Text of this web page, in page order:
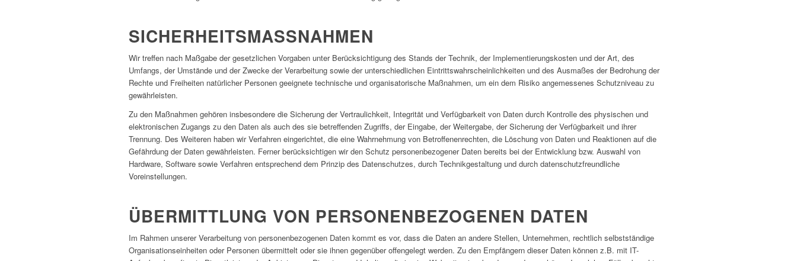
SICHERHEITSMASSNAHMEN
Wir treffen nach Maßgabe der gesetzlichen Vorgaben unter Berücksichtigung des Stands der Technik, der Implementierungskosten und der Art, des
Umfangs, der Umstände und der Zwecke der Verarbeitung sowie der unterschiedlichen Eintrittswahrscheinlichkeiten und des Ausmaßes der Bedrohung der
Rechte und Freiheiten natürlicher Personen geeignete technische und organisatorische Maßnahmen, um ein dem Risiko angemessenes Schutzniveau zu
gewährleisten.
Zu den Maßnahmen gehören insbesondere die Sicherung der Vertraulichkeit, Integrität und Verfügbarkeit von Daten durch Kontrolle des physischen und
elektronischen Zugangs zu den Daten als auch des sie betreffenden Zugriffs, der Eingabe, der Weitergabe, der Sicherung der Verfügbarkeit und ihrer
Trennung. Des Weiteren haben wir Verfahren eingerichtet, die eine Wahrnehmung von Betroffenenrechten, die Löschung von Daten und Reaktionen auf die
Gefährdung der Daten gewährleisten. Ferner berücksichtigen wir den Schutz personenbezogener Daten bereits bei der Entwicklung bzw. Auswahl von
Hardware, Software sowie Verfahren entsprechend dem Prinzip des Datenschutzes, durch Technikgestaltung und durch datenschutzfreundliche
Voreinstellungen.
ÜBERMITTLUNG VON PERSONENBEZOGENEN DATEN
Im Rahmen unserer Verarbeitung von personenbezogenen Daten kommt es vor, dass die Daten an andere Stellen, Unternehmen, rechtlich selbstständige
Organisationseinheiten oder Personen übermittelt oder sie ihnen gegenüber offengelegt werden. Zu den Empfängern dieser Daten können z.B. mit IT-